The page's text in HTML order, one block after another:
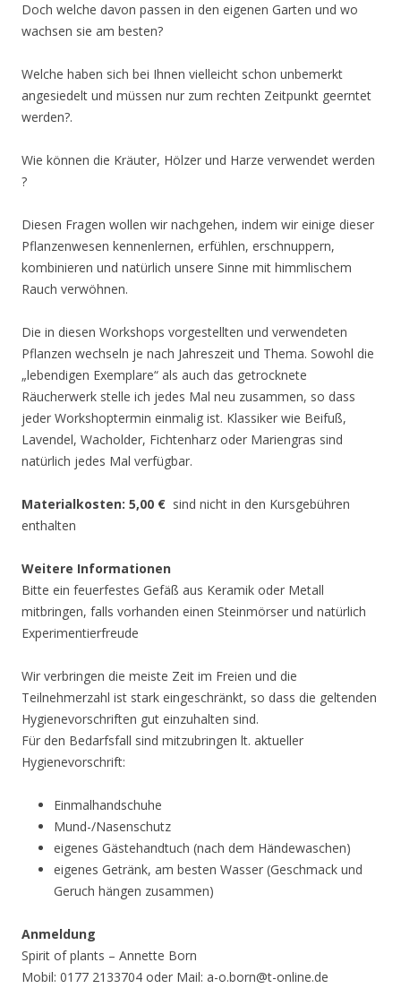
Doch welche davon passen in den eigenen Garten und wo
wachsen sie am besten?
Welche haben sich bei Ihnen vielleicht schon unbemerkt
angesiedelt und müssen nur zum rechten Zeitpunkt geerntet
werden?.
Wie können die Kräuter, Hölzer und Harze verwendet werden
?
Diesen Fragen wollen wir nachgehen, indem wir einige dieser
Pflanzenwesen kennenlernen, erfühlen, erschnuppern,
kombinieren und natürlich unsere Sinne mit himmlischem
Rauch verwöhnen.
Die in diesen Workshops vorgestellten und verwendeten
Pflanzen wechseln je nach Jahreszeit und Thema. Sowohl die
„lebendigen Exemplare“ als auch das getrocknete
Räucherwerk stelle ich jedes Mal neu zusammen, so dass
jeder Workshoptermin einmalig ist. Klassiker wie Beifuß,
Lavendel, Wacholder, Fichtenharz oder Mariengras sind
natürlich jedes Mal verfügbar.
Materialkosten: 5,00 € sind nicht in den Kursgebühren
enthalten
Weitere Informationen
Bitte ein feuerfestes Gefäß aus Keramik oder Metall
mitbringen, falls vorhanden einen Steinmörser und natürlich
Experimentierfreude
Wir verbringen die meiste Zeit im Freien und die
Teilnehmerzahl ist stark eingeschränkt, so dass die geltenden
Hygienevorschriften gut einzuhalten sind.
Für den Bedarfsfall sind mitzubringen lt. aktueller
Hygienevorschrift:
Einmalhandschuhe
Mund-/Nasenschutz
eigenes Gästehandtuch (nach dem Händewaschen)
eigenes Getränk, am besten Wasser (Geschmack und
Geruch hängen zusammen)
Anmeldung
Spirit of plants – Annette Born
Mobil: 0177 2133704 oder Mail: a-o.born@t-online.de